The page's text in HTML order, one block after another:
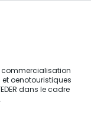
commercialisation
oenotouristiques
dans le cadre